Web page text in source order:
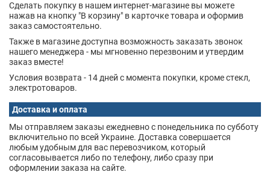
Сделать покупку в нашем интернет-магазине вы можете
нажав на кнопку "В корзину" в карточке товара и оформив
заказ самостоятельно.
Также в магазине доступна возможность заказать звонок
нашего менеджера - мы мгновенно перезвоним и утвердим
заказ вместе!
Условия возврата - 14 дней с момента покупки, кроме стекл,
электротоваров.
Доставка и оплата
Мы отправляем заказы ежедневно с понедельника по субботу
включительно по всей Украине. Доставка совершается
любым удобным для вас перевозчиком, который
согласовывается либо по телефону, либо сразу при
оформлении заказа на сайте.